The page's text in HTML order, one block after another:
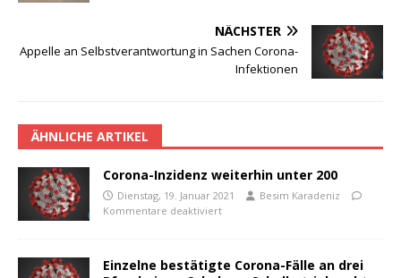
NÄCHSTER
Appelle an Selbstverantwortung in Sachen Corona-
Infektionen
ÄHNLICHE ARTIKEL
Corona-Inzidenz weiterhin unter 200
Dienstag, 19. Januar 2021
Besim Karadeniz
Kommentare deaktiviert
Einzelne bestätigte Corona-Fälle an drei